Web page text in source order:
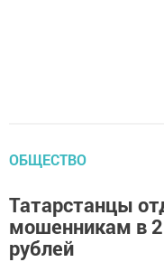
ОБЩЕСТВО
Татарстанцы
мошенникам в
рублей